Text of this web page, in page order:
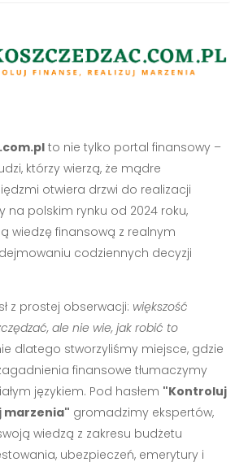
to nie tylko portal finansowy –
którzy wierzą, że mądre
otwiera drzwi do realizacji
na polskim rynku od 2024 roku,
wiedzę finansową z realnym
codziennych decyzji
z prostej obserwacji: większość
ale nie wie, jak robić to
dlatego stworzyliśmy miejsce, gdzie
finansowe tłumaczymy
językiem. Pod hasłem "Kontroluj
marzenia" gromadzimy ekspertów,
wiedzą z zakresu budżetu
ubezpieczeń, emerytury i